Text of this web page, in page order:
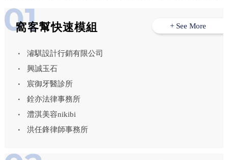
窩客幫快速模組
濬騏設計行銷有限公司
興誠玉石
宸御牙醫診所
銓亦法律事務所
澧淇美容nikibi
洪任鋒律師事務所
+ See More